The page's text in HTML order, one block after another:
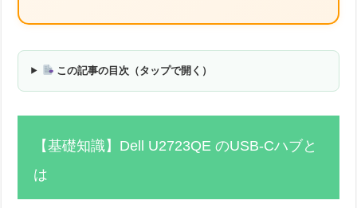
この記事の目次（タップで開く）
【基礎知識】Dell U2723QE のUSB-Cハブと
は